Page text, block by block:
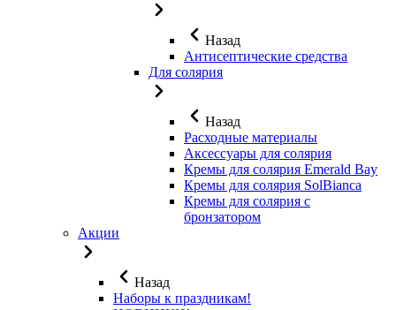
Назад
Антисептические средства
Для солярия
Назад
Расходные материалы
Аксессуары для солярия
Кремы для солярия Emerald Bay
Кремы для солярия SolBianca
Кремы для солярия с
бронзатором
Акции
Назад
Наборы к праздникам!